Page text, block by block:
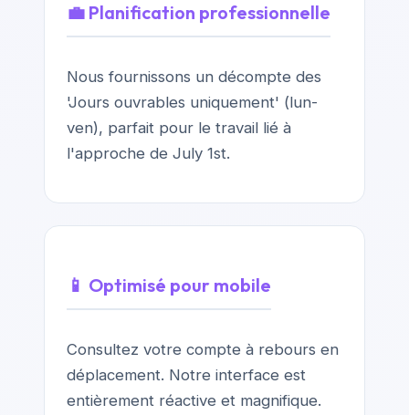
💼 Planification professionnelle
Nous fournissons un décompte des
'Jours ouvrables uniquement' (lun-
ven), parfait pour le travail lié à
l'approche de July 1st.
📱 Optimisé pour mobile
Consultez votre compte à rebours en
déplacement. Notre interface est
entièrement réactive et magnifique.